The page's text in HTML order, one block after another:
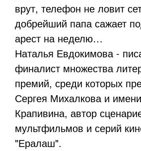
врут, телефон не ловит
добрейший папа сажает
арест на неделю…
Наталья Евдокимова -
финалист множества
премий, среди которых
Сергея Михалкова и
Крапивина, автор
мультфильмов и серий
"Ералаш".